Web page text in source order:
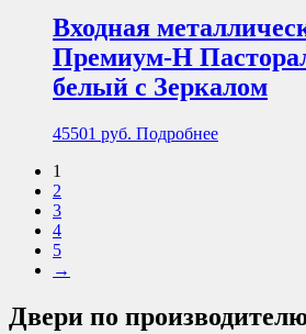
Входная
Премиум-Н
белый с Зеркалом
45501 руб. Подробнее
1
2
3
4
5
→
Двери по